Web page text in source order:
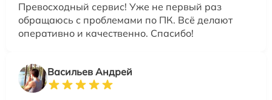
Превосходный сервис! Уже не первый раз
обращаюсь с проблемами по ПК. Всё делают
оперативно и качественно. Спасибо!
Васильев Андрей